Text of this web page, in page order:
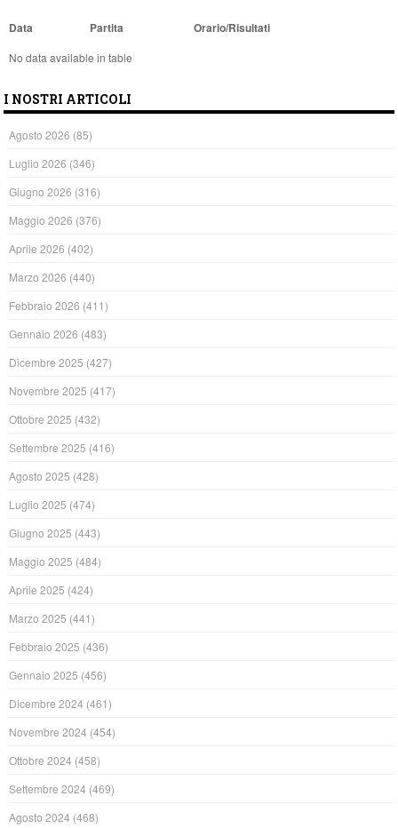
Data Partita Orario/Risultati
No data available in table
I NOSTRI ARTICOLI
Agosto 2026 (85)
Luglio 2026 (346)
Giugno 2026 (316)
Maggio 2026 (376)
Aprile 2026 (402)
Marzo 2026 (440)
Febbraio 2026 (411)
Gennaio 2026 (483)
Dicembre 2025 (427)
Novembre 2025 (417)
Ottobre 2025 (432)
Settembre 2025 (416)
Agosto 2025 (428)
Luglio 2025 (474)
Giugno 2025 (443)
Maggio 2025 (484)
Aprile 2025 (424)
Marzo 2025 (441)
Febbraio 2025 (436)
Gennaio 2025 (456)
Dicembre 2024 (461)
Novembre 2024 (454)
Ottobre 2024 (458)
Settembre 2024 (469)
Agosto 2024 (468)